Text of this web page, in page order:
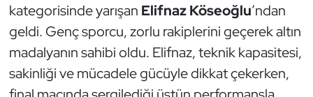
kategorisinde yarışan Elifnaz Köseoğlu’ndan
geldi. Genç sporcu, zorlu rakiplerini geçerek altın
madalyanın sahibi oldu. Elifnaz, teknik kapasitesi,
sakinliği ve mücadele gücüyle dikkat çekerken,
Kayak
Kempo
Kick Boks